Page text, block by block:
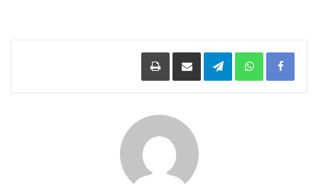
Facebook
WhatsApp
Telegramمشاركة عبر البريد طباعة